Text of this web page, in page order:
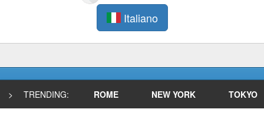
Italiano
> TRENDING: ROME NEW YORK TOKYO